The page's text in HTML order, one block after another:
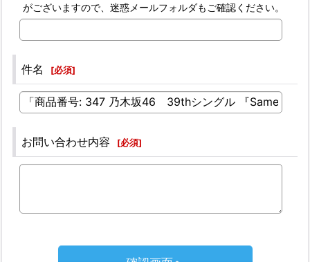
がございますので、迷惑メールフォルダもご確認ください。
件名 [必須]
お問い合わせ内容 [必須]